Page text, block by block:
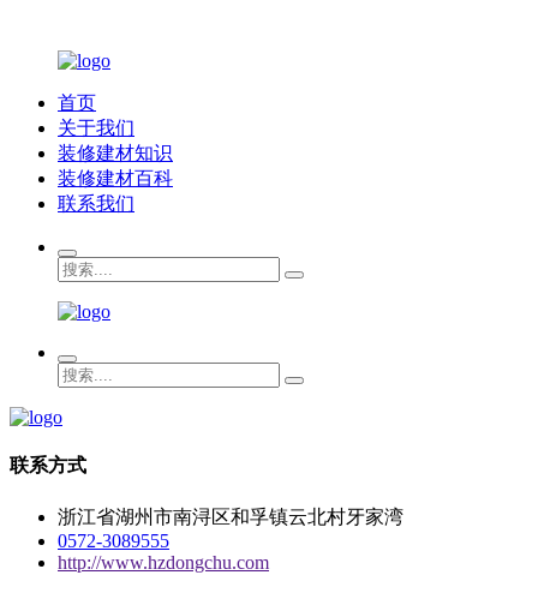
首页
关于我们
装修建材知识
装修建材百科
联系我们
联系方式
浙江省湖州市南浔区和孚镇云北村牙家湾
0572-3089555
http://www.hzdongchu.com